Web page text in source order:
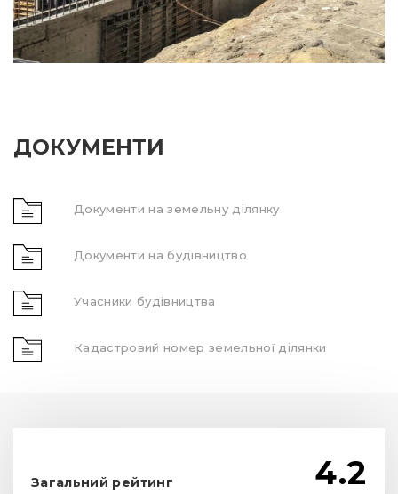
ДОКУМЕНТИ
Документи на земельну ділянку
Документи на будівництво
Учасники будівництва
Кадастровий номер земельної ділянки
Загальний рейтинг 4.2